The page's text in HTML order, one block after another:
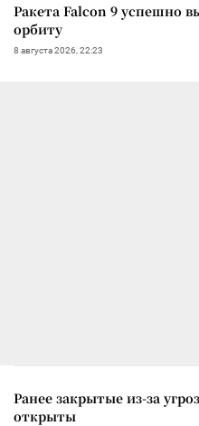
Ракета Falcon 9 успешно
орбиту
8 августа 2026, 22:23
Ранее закрытые из-за
открыты